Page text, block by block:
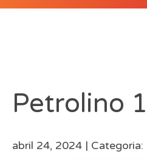
Petrolino
abril 24, 2024 | Categoria: